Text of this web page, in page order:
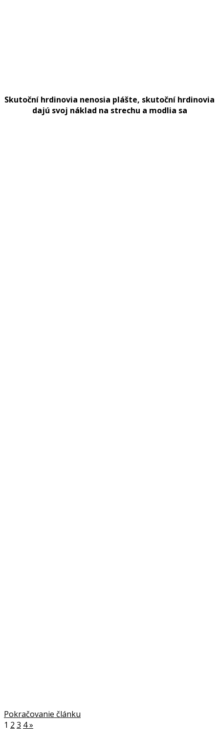
Skutoční hrdinovia nenosia plášte, skutoční hrdinovia
dajú svoj náklad na strechu a modlia sa
Pokračovanie článku
1 2 3 4»